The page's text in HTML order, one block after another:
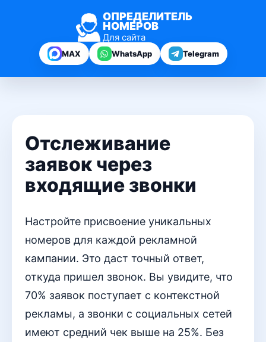
ОПРЕДЕЛИТЕЛЬ
НОМЕРОВ
Для сайта
MAX WhatsApp Telegram
Отслеживание
заявок через
входящие звонки
Настройте присвоение уникальных
номеров для каждой рекламной
кампании. Это даст точный ответ,
откуда пришел звонок. Вы увидите, что
70% заявок поступает с контекстной
рекламы, а звонки с социальных сетей
имеют средний чек выше на 25%. Без